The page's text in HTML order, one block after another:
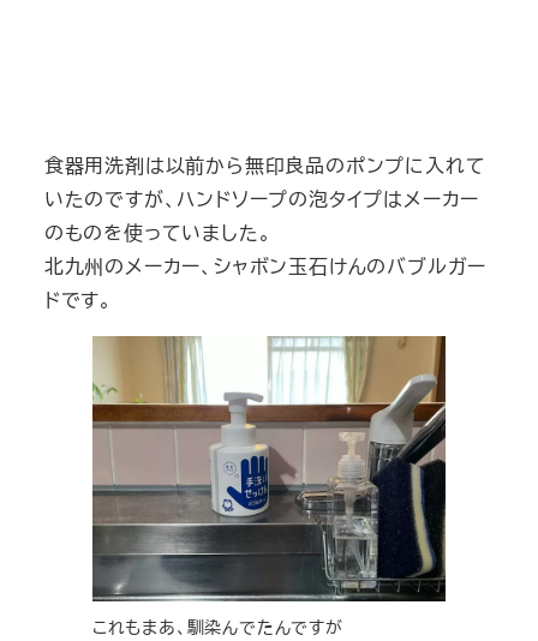
食器用洗剤は以前から無印良品のポンプに入れて
いたのですが、ハンドソープの泡タイプはメーカー
のものを使っていました。
北九州のメーカー、シャボン玉石けんのバブルガー
ドです。
これもまあ、馴染んでたんですが